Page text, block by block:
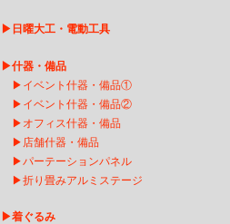
▶ 日曜大工・電動工具
▶什器・備品
▶ イベント什器・備品①
▶ イベント什器・備品②
▶ オフィス什器・備品
▶ 店舗什器・備品
▶パーテーションパネル
▶折り畳みアルミステージ
▶着ぐるみ